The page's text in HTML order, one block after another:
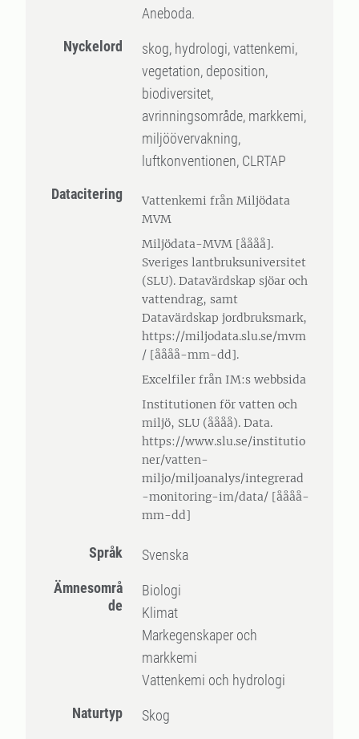
Aneboda.
Nyckelord
skog, hydrologi, vattenkemi,
vegetation, deposition,
biodiversitet,
avrinningsområde, markkemi,
miljöövervakning,
luftkonventionen, CLRTAP
Datacitering
Vattenkemi från Miljödata
MVM
Miljödata-MVM [åååå].
Sveriges lantbruksuniversitet
(SLU). Datavärdskap sjöar och
vattendrag, samt
Datavärdskap jordbruksmark,
https://miljodata.slu.se/mvm
/ [åååå-mm-dd].
Excelfiler från IM:s webbsida
Institutionen för vatten och
miljö, SLU (åååå). Data.
https://www.slu.se/institutio
ner/vatten-
miljo/miljoanalys/integrerad
-monitoring-im/data/ [åååå-
mm-dd]
Språk
Svenska
Ämnesområ
de
Biologi
Klimat
Markegenskaper och
markkemi
Vattenkemi och hydrologi
Naturtyp
Skog